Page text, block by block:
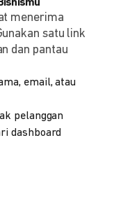
menerima
satu link
dan pantau
email, atau
pelanggan
dashboard